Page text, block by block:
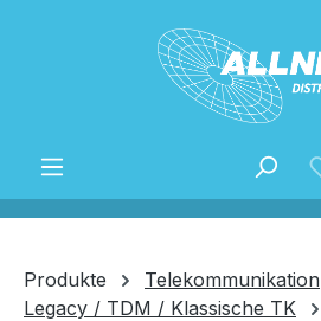
Zum Hauptinhalt springen
Produkte
Telekommunikation
Legacy / TDM / Klassische TK